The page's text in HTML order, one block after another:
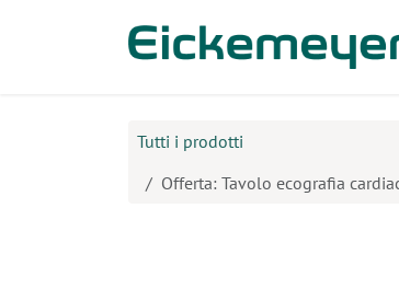
Tutti i prodotti
Offerta: Tavolo ecografia